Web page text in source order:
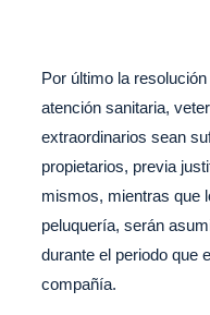
Por último la
atención sanitaria,
extraordinarios sean
propietarios, previa
mismos, mientras que
peluquería, serán
durante el periodo que
compañía.